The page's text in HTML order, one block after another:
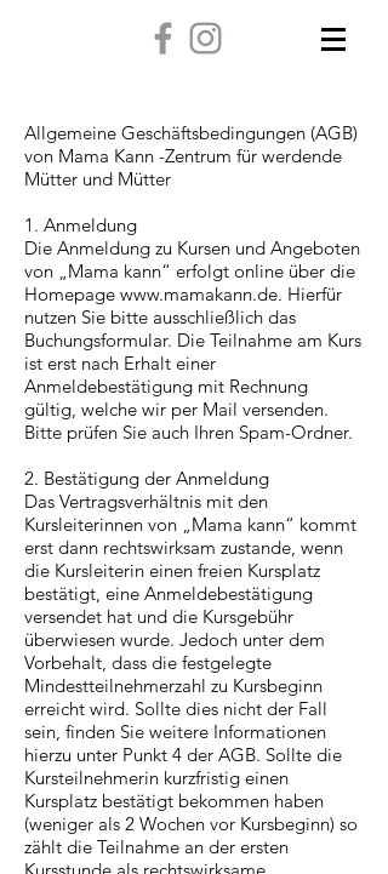
Allgemeine Geschäftsbedingungen (AGB)
von Mama Kann -Zentrum für werdende
Mütter und Mütter
1. Anmeldung
Die Anmeldung zu Kursen und Angeboten
von „Mama kann“ erfolgt online über die
Homepage www.mamakann.de. Hierfür
nutzen Sie bitte ausschließlich das
Buchungsformular. Die Teilnahme am Kurs
ist erst nach Erhalt einer
Anmeldebestätigung mit Rechnung
gültig, welche wir per Mail versenden.
Bitte prüfen Sie auch Ihren Spam-Ordner.
2. Bestätigung der Anmeldung
Das Vertragsverhältnis mit den
Kursleiterinnen von „Mama kann“ kommt
erst dann rechtswirksam zustande, wenn
die Kursleiterin einen freien Kursplatz
bestätigt, eine Anmeldebestätigung
versendet hat und die Kursgebühr
überwiesen wurde. Jedoch unter dem
Vorbehalt, dass die festgelegte
Mindestteilnehmerzahl zu Kursbeginn
erreicht wird. Sollte dies nicht der Fall
sein, finden Sie weitere Informationen
hierzu unter Punkt 4 der AGB. Sollte die
Kursteilnehmerin kurzfristig einen
Kursplatz bestätigt bekommen haben
(weniger als 2 Wochen vor Kursbeginn) so
zählt die Teilnahme an der ersten